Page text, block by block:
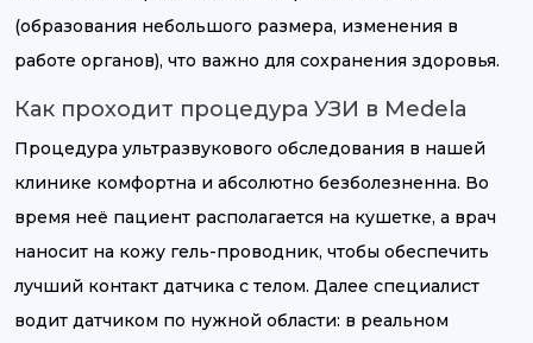
(образования небольшого размера, изменения в
работе органов), что важно для сохранения здоровья.
Как проходит процедура УЗИ в Medela
Процедура ультразвукового обследования в нашей
клинике комфортна и абсолютно безболезненна. Во
время неё пациент располагается на кушетке, а врач
наносит на кожу гель-проводник, чтобы обеспечить
лучший контакт датчика с телом. Далее специалист
водит датчиком по нужной области: в реальном